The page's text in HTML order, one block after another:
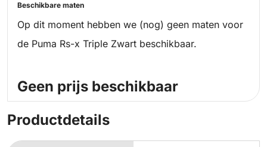
Beschikbare maten
Op dit moment hebben we (nog) geen maten voor
de Puma Rs-x Triple Zwart beschikbaar.
Geen prijs beschikbaar
Productdetails